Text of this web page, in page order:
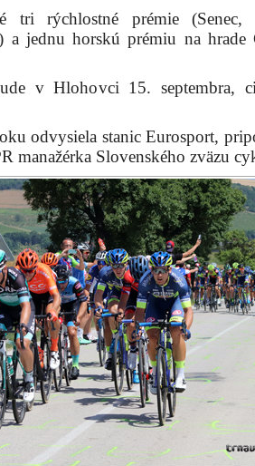
tri rýchlostné prémie (Senec,
a jednu horskú prémiu na hrade
v Hlohovci 15. septembra,
odvysiela stanic Eurosport,
manažérka Slovenského zväzu